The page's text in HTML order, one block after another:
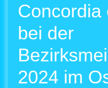
Concordia
bei der
2024 im